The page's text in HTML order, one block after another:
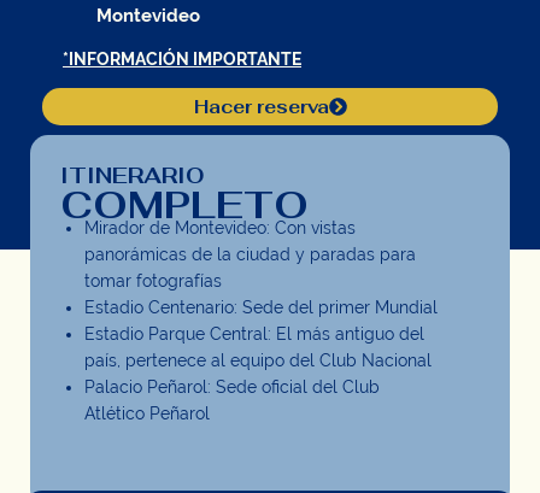
Montevideo
*INFORMACIÓN IMPORTANTE
Hacer reserva
ITINERARIO
COMPLETO
Mirador de Montevideo: Con vistas
panorámicas de la ciudad y paradas para
tomar fotografías
Estadio Centenario: Sede del primer Mundial
Estadio Parque Central: El más antiguo del
país, pertenece al equipo del Club Nacional
Palacio Peñarol: Sede oficial del Club
Atlético Peñarol